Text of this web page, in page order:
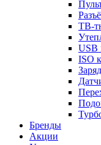
ТВ-
USB
ISO
Бренды
Акции